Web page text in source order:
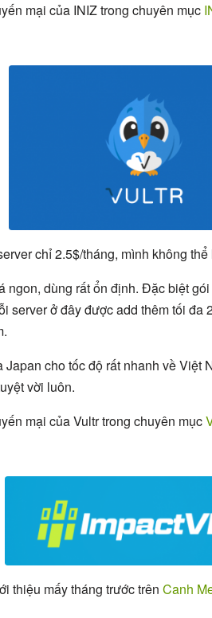
mại của INIZ trong chuyên mục
chỉ 2.5$/tháng, mình không
ngon, dùng rất ổn định. Đặc biệt
server ở đây được add thêm tối đa
cho tốc độ rất nhanh về Việt
vời luôn.
mại của Vultr trong chuyên mục
thiệu mấy tháng trước trên Canh